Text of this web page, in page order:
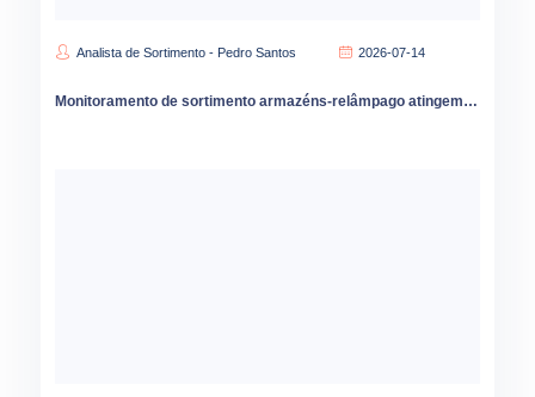
Analista de Sortimento - Pedro Santos 2026-07-14
Monitoramento de sortimento armazéns-relâmpago atingem 80 mil unidades na China